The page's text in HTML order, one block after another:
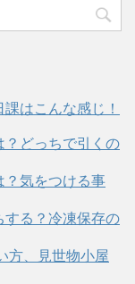
はこんな感じ！
？どっちで引くの
？気をつける事
する？冷凍保存の
方、見世物小屋